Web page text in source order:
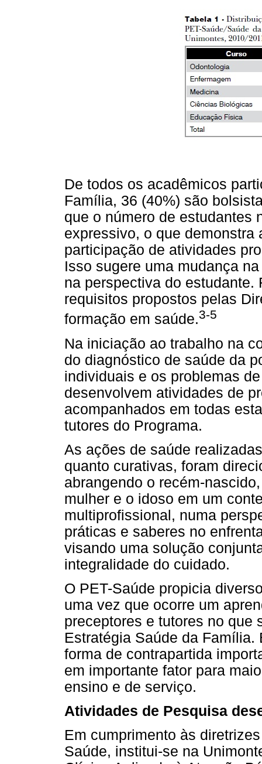
De todos os acadêmicos
Família, 36 (40%) são
que o número de estudantes
expressivo, o que
participação de atividades
Isso sugere uma mudança
na perspectiva do estudante.
requisitos propostos pelas
formação em saúde.3-5
Na iniciação ao trabalho na
do diagnóstico de saúde da
individuais e os problemas
desenvolvem atividades de
acompanhados em todas
tutores do Programa.
As ações de saúde
quanto curativas, foram
abrangendo o recém-
mulher e o idoso em um
multiprofissional, numa
práticas e saberes no
visando uma solução
integralidade do cuidado.
O PET-Saúde propicia
uma vez que ocorre um
preceptores e tutores no que
Estratégia Saúde da
forma de contrapartida
em importante fator para
ensino e de serviço.
Atividades de Pesquisa
Em cumprimento às
Saúde, institui-se na